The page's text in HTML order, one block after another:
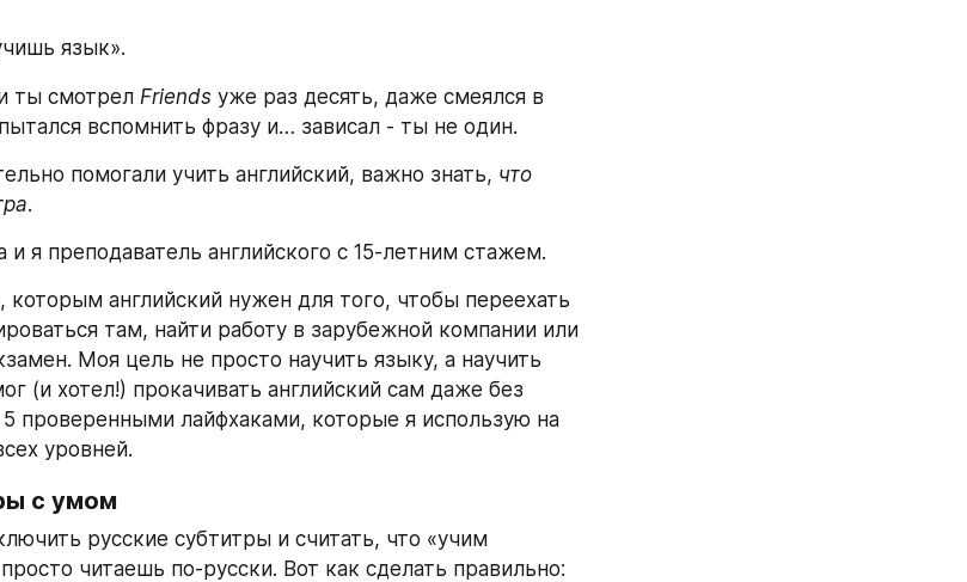
язык».
ты смотрел Friends уже раз десять, даже смеялся в
вспомнить фразу и… зависал - ты не один.
помогали учить английский, важно знать, что
.
я преподаватель английского с 15-летним стажем.
английский нужен для того, чтобы переехать
там, найти работу в зарубежной компании или
Моя цель не просто научить языку, а научить
(и хотел!) прокачивать английский сам даже без
проверенными лайфхаками, которые я использую на
уровней.
с умом
русские субтитры и считать, что «учим
читаешь по-русски. Вот как сделать правильно: